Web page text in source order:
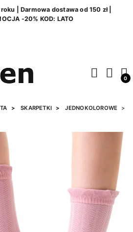
| Darmowa dostawa od 150 zł |
-20% KOD: LATO
0
SKARPETKI JEDNOKOLOROWE